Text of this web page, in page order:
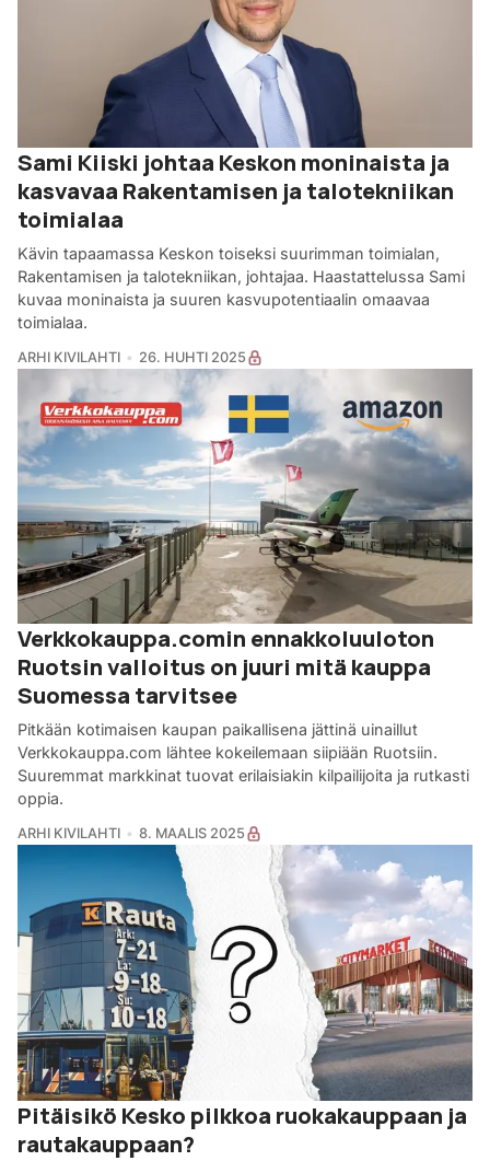
Sami Kiiski johtaa Keskon moninaista ja
kasvavaa Rakentamisen ja talotekniikan
toimialaa
Kävin tapaamassa Keskon toiseksi suurimman toimialan,
Rakentamisen ja talotekniikan, johtajaa. Haastattelussa Sami
kuvaa moninaista ja suuren kasvupotentiaalin omaavaa
toimialaa.
ARHI KIVILAHTI 26. HUHTI 2025
Verkkokauppa.comin ennakkoluuloton
Ruotsin valloitus on juuri mitä kauppa
Suomessa tarvitsee
Pitkään kotimaisen kaupan paikallisena jättinä uinaillut
Verkkokauppa.com lähtee kokeilemaan siipiään Ruotsiin.
Suuremmat markkinat tuovat erilaisiakin kilpailijoita ja rutkasti
oppia.
ARHI KIVILAHTI 8. MAALIS 2025
Pitäisikö Kesko pilkkoa ruokakauppaan ja
rautakauppaan?